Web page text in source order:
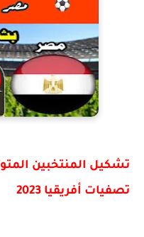
تشكيل المنتخبين
تصفيات أفريقيا 2023